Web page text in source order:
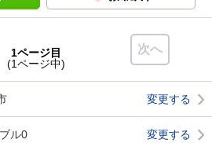
次へ
1ページ目
(1ページ中)
変更する
ル0 変更する